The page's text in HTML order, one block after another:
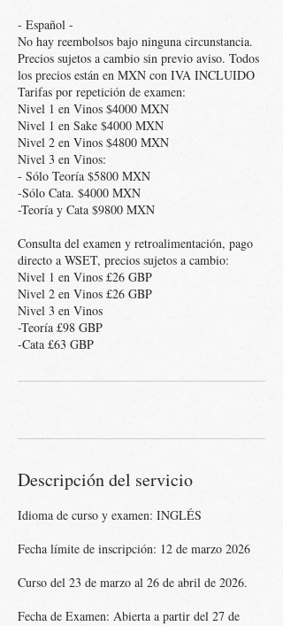
- Español -
No hay reembolsos bajo ninguna circunstancia.
Precios sujetos a cambio sin previo aviso. Todos
los precios están en MXN con IVA INCLUIDO
Tarifas por repetición de examen:
Nivel 1 en Vinos $4000 MXN
Nivel 1 en Sake $4000 MXN
Nivel 2 en Vinos $4800 MXN
Nivel 3 en Vinos:
- Sólo Teoría $5800 MXN
-Sólo Cata. $4000 MXN
-Teoría y Cata $9800 MXN
Consulta del examen y retroalimentación, pago
directo a WSET, precios sujetos a cambio:
Nivel 1 en Vinos £26 GBP
Nivel 2 en Vinos £26 GBP
Nivel 3 en Vinos
-Teoría £98 GBP
Descripción del servicio
Idioma de curso y examen: INGLÉS
Fecha límite de inscripción: 12 de marzo 2026
Curso del 23 de marzo al 26 de abril de 2026.
Fecha de Examen: Abierta a partir del 27 de